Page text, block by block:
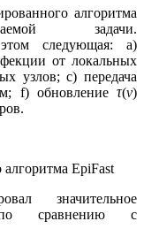
алгоритма
задачи.
следующая: a)
от локальных
узлов; c) передача
f) обновление τ(v)
EpiFast
значительное
по сравнению с